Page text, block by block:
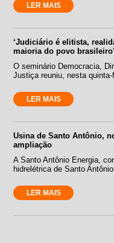
LER MAIS
‘Judiciário é elitista,
maioria do povo brasileiro’
O seminário Democracia,
Justiça reuniu, nesta
LER MAIS
Usina de Santo Antônio,
ampliação
A Santo Antônio Energia,
hidrelétrica de Santo
LER MAIS